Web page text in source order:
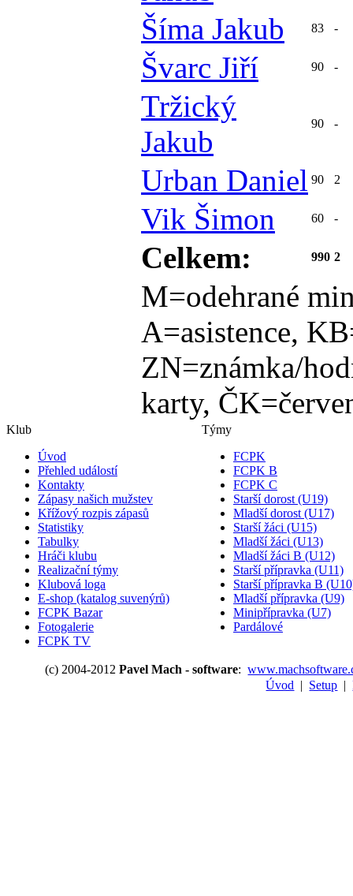
Šíma Jakub 83 -
Švarc Jiří 90 -
Tržický
Jakub
90 -
Urban Daniel 90 2
Vik Šimon 60 -
Celkem: 990 2
M=odehrané
A=asistence,
ZN=známka/
karty,
Klub
Úvod
Přehled událostí
Kontakty
Zápasy našich mužstev
Křížový rozpis zápasů
Statistiky
Tabulky
Hráči klubu
Realizační týmy
Klubová loga
E-shop (katalog suvenýrů)
FCPK Bazar
Fotogalerie
FCPK TV
Týmy
FCPK
FCPK B
FCPK C
Starší dorost (U19)
Mladší dorost (U17)
Starší žáci (U15)
Mladší žáci (U13)
Mladší žáci B (U12)
Starší přípravka (U11)
Starší přípravka B
Mladší přípravka (U9)
Minipřípravka (U7)
Pardálové
(c) 2004-2012Pavel Mach - software:
Úvod | Setup |